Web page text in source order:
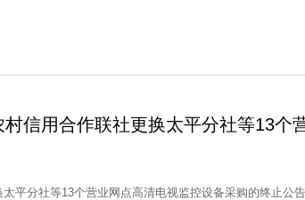
信用合作联社更换太平分社等13个
平分社等13个营业网点高清电视监控设备采购的终止公